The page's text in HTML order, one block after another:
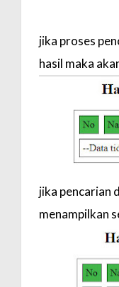
jika proses
hasil maka
jika pencarian
menampilkan